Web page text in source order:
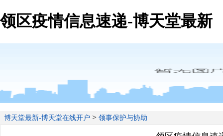
领区疫情信息速递-博天堂最新
博天堂最新-博天堂在线开户 > 领事保护与协助